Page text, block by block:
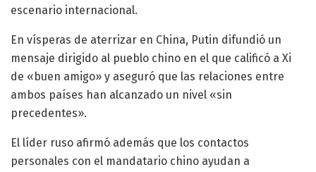
escenario internacional.
En vísperas de aterrizar en China, Putin difundió un
mensaje dirigido al pueblo chino en el que calificó a Xi
de «buen amigo» y aseguró que las relaciones entre
ambos países han alcanzado un nivel «sin
precedentes».
El líder ruso afirmó además que los contactos
personales con el mandatario chino ayudan a